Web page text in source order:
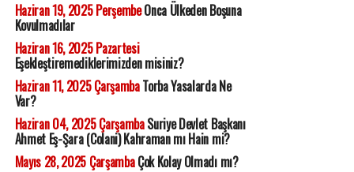
Haziran 19, 2025 PerşembeOnca Ülkeden Boşuna
Kovulmadılar
Haziran 16, 2025 Pazartesi
Eşekleştiremediklerimizden misiniz?
Haziran 11, 2025 ÇarşambaTorba Yasalarda Ne
Var?
Haziran 04, 2025 ÇarşambaSuriye Devlet Başkanı
Ahmet Eş-Şara (Colani) Kahraman mı Hain mi?
Mayıs 28, 2025 ÇarşambaÇok Kolay Olmadı mı?